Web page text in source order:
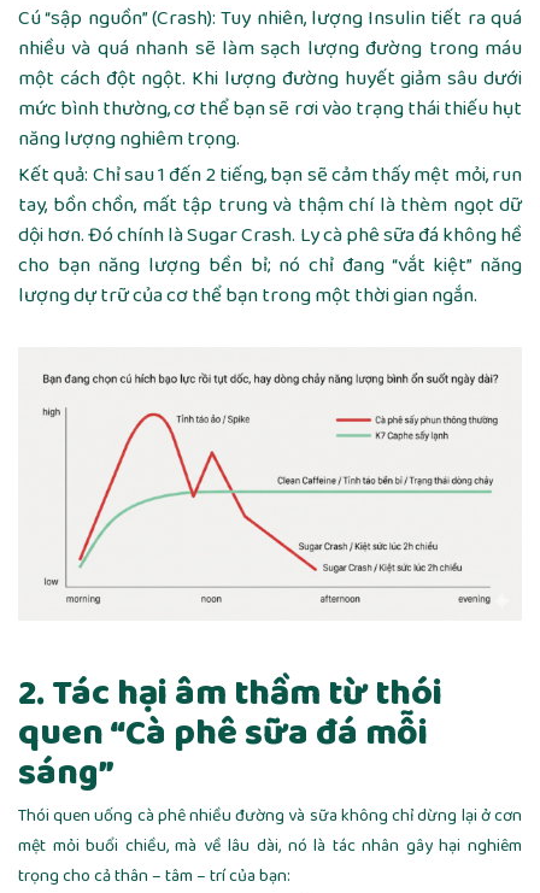
Cú “sập nguồn” (Crash): Tuy nhiên, lượng Insulin tiết ra quá
nhiều và quá nhanh sẽ làm sạch lượng đường trong máu
một cách đột ngột. Khi lượng đường huyết giảm sâu dưới
mức bình thường, cơ thể bạn sẽ rơi vào trạng thái thiếu hụt
năng lượng nghiêm trọng.
Kết quả: Chỉ sau 1 đến 2 tiếng, bạn sẽ cảm thấy mệt mỏi, run
tay, bồn chồn, mất tập trung và thậm chí là thèm ngọt dữ
dội hơn. Đó chính là Sugar Crash. Ly cà phê sữa đá không hề
cho bạn năng lượng bền bỉ; nó chỉ đang “vắt kiệt” năng
lượng dự trữ của cơ thể bạn trong một thời gian ngắn.
2. Tác hại âm thầm từ thói
quen “Cà phê sữa đá mỗi
sáng”
Thói quen uống cà phê nhiều đường và sữa không chỉ dừng lại ở cơn
mệt mỏi buổi chiều, mà về lâu dài, nó là tác nhân gây hại nghiêm
trọng cho cả thân – tâm – trí của bạn: